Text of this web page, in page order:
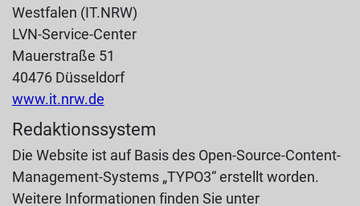
Westfalen (IT.NRW)
LVN-Service-Center
Mauerstraße 51
40476 Düsseldorf
www.it.nrw.de
Redaktionssystem
Die Website ist auf Basis des Open-Source-Content-
Management-Systems „TYPO3“ erstellt worden.
Weitere Informationen finden Sie unter